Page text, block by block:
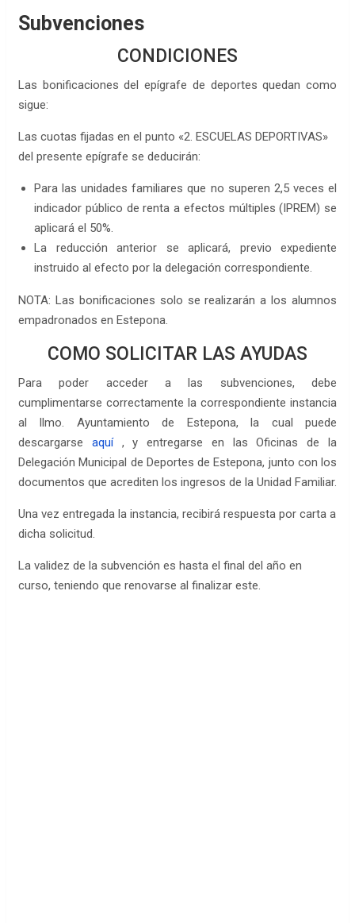
Subvenciones
CONDICIONES
Las bonificaciones del epígrafe de deportes quedan como
sigue:
Las cuotas fijadas en el punto «2. ESCUELAS DEPORTIVAS»
del presente epígrafe se deducirán:
Para las unidades familiares que no superen 2,5 veces el
indicador público de renta a efectos múltiples (IPREM) se
aplicará el 50%.
La reducción anterior se aplicará, previo expediente
instruido al efecto por la delegación correspondiente.
NOTA: Las bonificaciones solo se realizarán a los alumnos
empadronados en Estepona.
COMO SOLICITAR LAS AYUDAS
Para poder acceder a las subvenciones, debe
cumplimentarse correctamente la correspondiente instancia
al Ilmo. Ayuntamiento de Estepona, la cual puede
descargarse aquí , y entregarse en las Oficinas de la
Delegación Municipal de Deportes de Estepona, junto con los
documentos que acrediten los ingresos de la Unidad Familiar.
Una vez entregada la instancia, recibirá respuesta por carta a
dicha solicitud.
La validez de la subvención es hasta el final del año en
curso, teniendo que renovarse al finalizar este.